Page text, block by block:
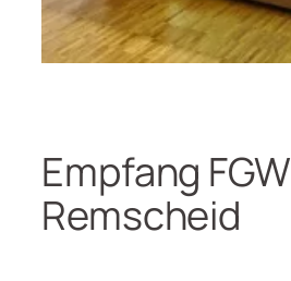
Empfang FGW
Remscheid